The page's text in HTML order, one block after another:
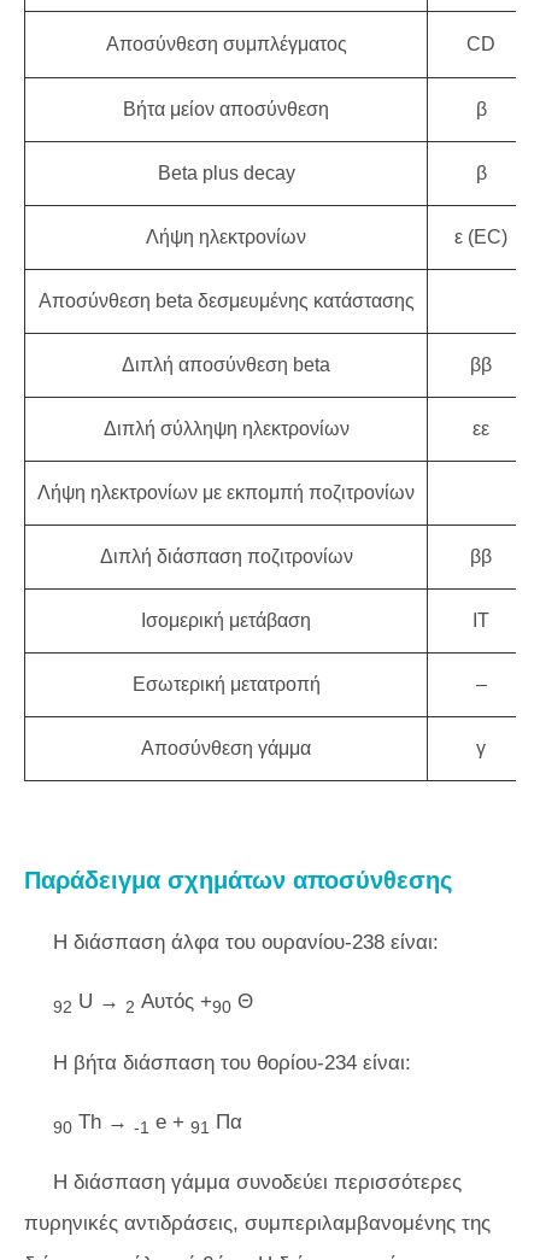
Αποσύνθεση συμπλέγματος CD
Βήτα μείον αποσύνθεση β
Beta plus decay β
Λήψη ηλεκτρονίων ε (EC)
Αποσύνθεση beta δεσμευμένης κατάστασης
Διπλή αποσύνθεση beta ββ
Διπλή σύλληψη ηλεκτρονίων εε
Λήψη ηλεκτρονίων με εκπομπή ποζιτρονίων
Διπλή διάσπαση ποζιτρονίων ββ
Ισομερική μετάβαση IT
Εσωτερική μετατροπή –
Αποσύνθεση γάμμα γ
Παράδειγμα σχημάτων αποσύνθεσης
Η διάσπαση άλφα του ουρανίου-238 είναι:
92 U → 2 Αυτός +90 Θ
Η βήτα διάσπαση του θορίου-234 είναι:
90 Th → -1 e + 91 Πα
Η διάσπαση γάμμα συνοδεύει περισσότερες
πυρηνικές αντιδράσεις, συμπεριλαμβανομένης της